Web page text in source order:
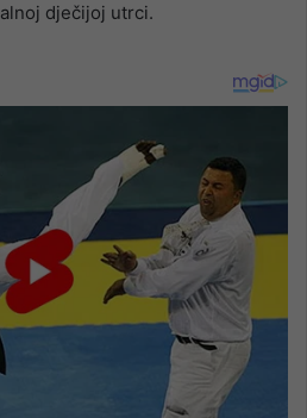
dječijoj utrci.